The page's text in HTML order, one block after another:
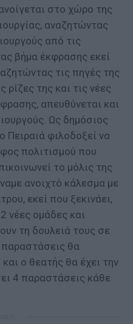
στο χώρο της
αναζητώντας
από τις
βήμα έκφρασης εκεί
τις πηγές της
ρίζες της και τις νέες
απευθύνεται και
Ως δημόσιος
φιλοδοξεί να
πολιτισμού που
το μόλις της
ανοιχτό κάλεσμα με
εκεί που ξεκινάει,
νέες ομάδες και
τη δουλειά τους σε
παραστάσεις θα
ο θεατής θα έχει την
4 παραστάσεις κάθε